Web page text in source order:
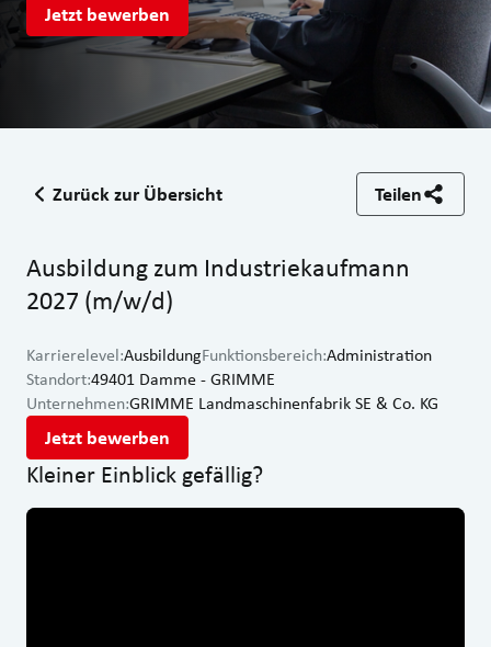
Jetzt bewerben
Zurück zur Übersicht Teilen
Ausbildung zum Industriekaufmann
2027 (m/w/d)
Karrierelevel:AusbildungFunktionsbereich:Administration
Standort:49401 Damme - GRIMME
Unternehmen:GRIMME Landmaschinenfabrik SE & Co. KG
Jetzt bewerben
Kleiner Einblick gefällig?